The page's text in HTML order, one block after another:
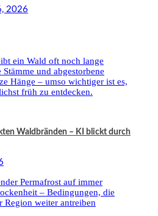
2026
Waldbränden – KI blickt durch